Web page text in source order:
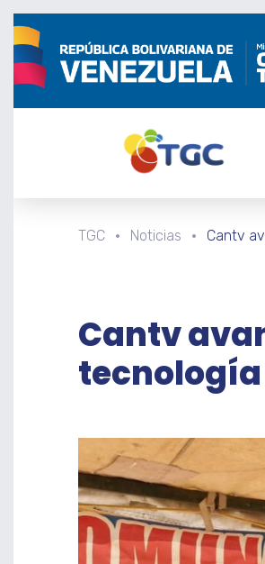
TGC Noticias Cantv
Cantv
tecnología